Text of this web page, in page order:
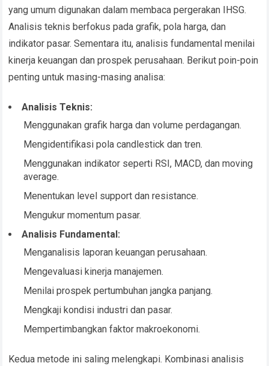
yang umum digunakan dalam membaca pergerakan IHSG.
Analisis teknis berfokus pada grafik, pola harga, dan
indikator pasar. Sementara itu, analisis fundamental menilai
kinerja keuangan dan prospek perusahaan. Berikut poin-poin
penting untuk masing-masing analisa:
Analisis Teknis:
Menggunakan grafik harga dan volume perdagangan.
Mengidentifikasi pola candlestick dan tren.
Menggunakan indikator seperti RSI, MACD, dan moving
average.
Menentukan level support dan resistance.
Mengukur momentum pasar.
Analisis Fundamental:
Menganalisis laporan keuangan perusahaan.
Mengevaluasi kinerja manajemen.
Menilai prospek pertumbuhan jangka panjang.
Mengkaji kondisi industri dan pasar.
Mempertimbangkan faktor makroekonomi.
Kedua metode ini saling melengkapi. Kombinasi analisis